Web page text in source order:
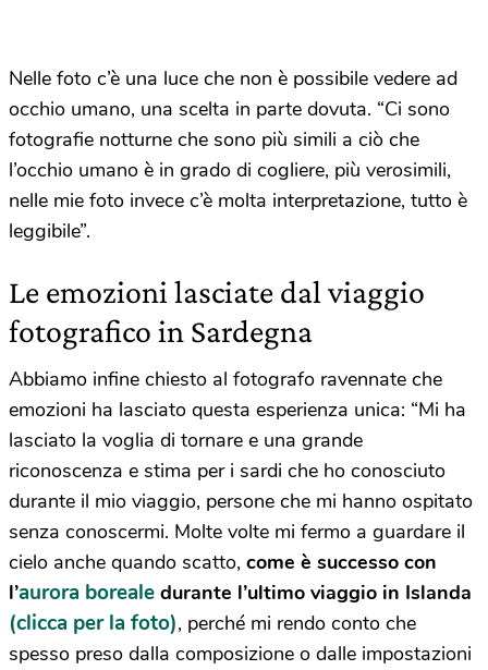
Nelle foto c’è una luce che non è possibile vedere ad
occhio umano, una scelta in parte dovuta. “Ci sono
fotografie notturne che sono più simili a ciò che
l’occhio umano è in grado di cogliere, più verosimili,
nelle mie foto invece c’è molta interpretazione, tutto è
leggibile”.
Le emozioni lasciate dal viaggio
fotografico in Sardegna
Abbiamo infine chiesto al fotografo ravennate che
emozioni ha lasciato questa esperienza unica: “Mi ha
lasciato la voglia di tornare e una grande
riconoscenza e stima per i sardi che ho conosciuto
durante il mio viaggio, persone che mi hanno ospitato
senza conoscermi. Molte volte mi fermo a guardare il
cielo anche quando scatto, come è successo con
l’aurora boreale durante l’ultimo viaggio in Islanda
(clicca per la foto), perché mi rendo conto che
spesso preso dalla composizione o dalle impostazioni